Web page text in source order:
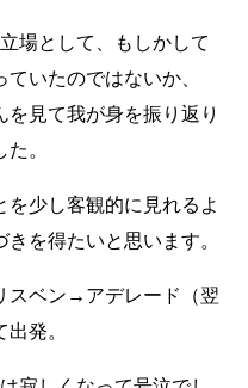
場として、もしかして
いたのではないか、
見て我が身を振り返り
。
少し客観的に見れるよ
を得たいと思います。
ベン→アデレード（翌
発。